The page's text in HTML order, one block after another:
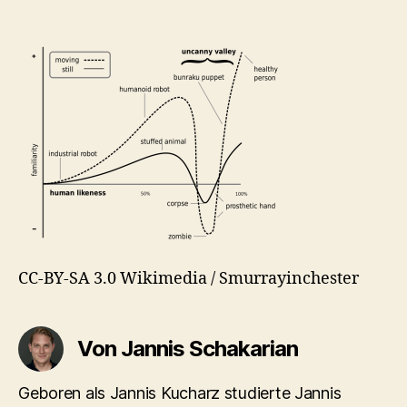
CC-BY-SA 3.0 Wikimedia / Smurrayinchester
Von Jannis Schakarian
Geboren als Jannis Kucharz studierte Jannis